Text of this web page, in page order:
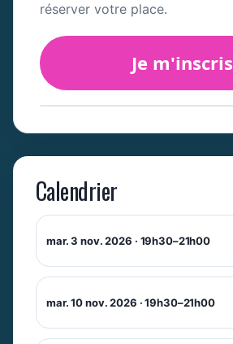
réserver votre place.
Je m'inscris
Calendrier
mar. 3 nov. 2026 · 19h30–21h00
mar. 10 nov. 2026 · 19h30–21h00